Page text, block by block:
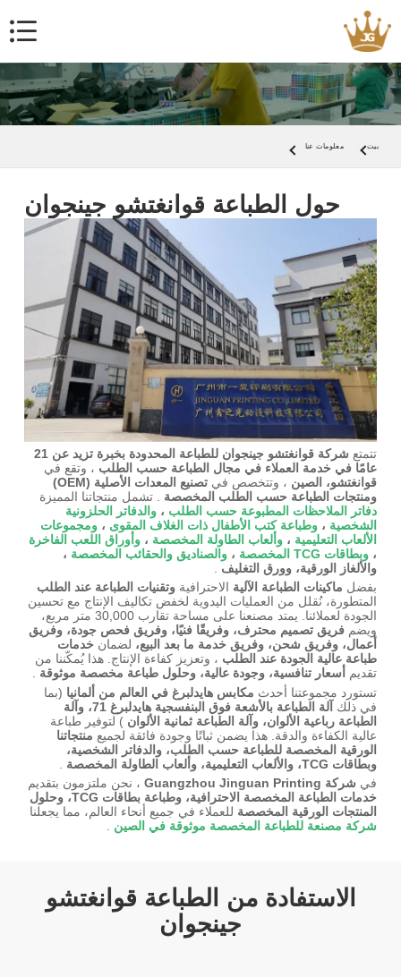
بيت معلومات عنا
حول الطباعة قوانغتشو جينجوان
تتمتع شركة قوانغتشو جينجوان للطباعة المحدودة
بخبرة تزيد عن 21
عامًا في خدمة العملاء في مجال الطباعة حسب الطلب ، وتقع في
قوانغتشو، الصين ، وتتخصص في
تصنيع المعدات الأصلية (OEM)
ومنتجات الطباعة حسب الطلب المخصصة . تشمل منتجاتنا المميزة
دفاتر الملاحظات المطبوعة حسب الطلب ، والدفاتر الحلزونية
الشخصية ، وطباعة كتب الأطفال ذات الغلاف المقوى ، ومجموعات
الألعاب التعليمية ، وألعاب الطاولة المخصصة ، وأوراق اللعب الفاخرة
، وبطاقات TCG المخصصة ، والصناديق والحقائب المخصصة ،
والألغاز الورقية، وورق التغليف
بفضل ماكينات الطباعة الآلية الاحترافية وتقنيات الطباعة عند الطلب
المتطورة، نُقلل من العمليات اليدوية لخفض تكاليف الإنتاج مع تحسين
الجودة لعملائنا. يمتد مصنعنا على مساحة تقارب 30,000 متر مربع،
ويضم فريق تصميم محترف، وفريقًا فنيًا، وفريق فحص جودة، وفريق
أعمال، وفريق شحن، وفريق خدمة ما بعد البيع، لضمان خدمات
طباعة عالية الجودة عند الطلب ، وتعزيز كفاءة الإنتاج. هذا يُمكّننا من
تقديم
أسعار تنافسية، وجودة عالية، وحلول طباعة مخصصة موثوقة .
تستورد مجموعتنا أحدث مكابس هايدلبرغ في العالم من ألمانيا (بما
في ذلك
آلة الطباعة بالأشعة فوق البنفسجية هايدلبرغ 71، وآلة
الطباعة رباعية الألوان، وآلة الطباعة ثمانية الألوان ) لتوفير طباعة
عالية الكفاءة والدقة. هذا يضمن ثباتًا وجودة فائقة لجميع منتجاتنا
الورقية المخصصة للطباعة حسب الطلب، والدفاتر الشخصية،
وبطاقات TCG، والألعاب التعليمية، وألعاب الطاولة المخصصة
في شركة Guangzhou Jinguan Printing
، نحن ملتزمون بتقديم
خدمات الطباعة المخصصة الاحترافية، وطباعة بطاقات TCG، وحلول
المنتجات الورقية المخصصة للعملاء في جميع أنحاء العالم، مما يجعلنا
شركة مصنعة للطباعة المخصصة موثوقة في الصين
الاستفادة من الطباعة قوانغتشو
جينجوان